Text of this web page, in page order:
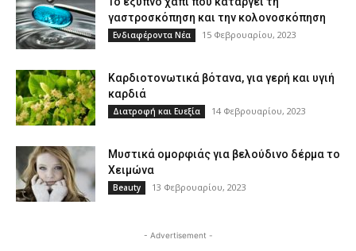
γαστροσκόπηση και την κολονοσκόπηση
Ενδιαφέροντα Νέα 15 Φεβρουαρίου, 2023
Καρδιοτονωτικά βότανα, για γερή και υγιή
καρδιά
Διατροφή και Ευεξία 14 Φεβρουαρίου, 2023
Μυστικά ομορφιάς για βελούδινο δέρμα το
Χειμώνα
Beauty 13 Φεβρουαρίου, 2023
- Advertisement -